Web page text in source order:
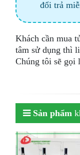
đổi trả
Khách cần mua
tâm sử dụng thì
Chúng tôi sẽ gọi
Sản phẩm